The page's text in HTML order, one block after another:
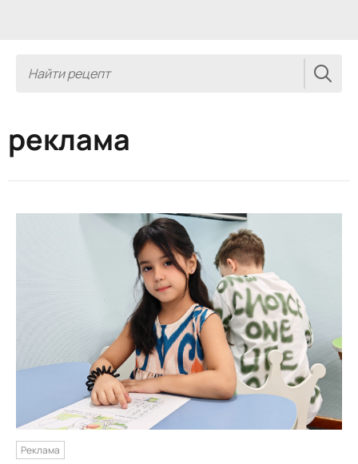
реклама
Реклама